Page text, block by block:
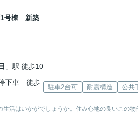
1号棟 新築
」駅 徒歩10
下車 徒歩
駐車2台可 耐震構造 公共
活はいかがでしょうか。住み心地の良いこの